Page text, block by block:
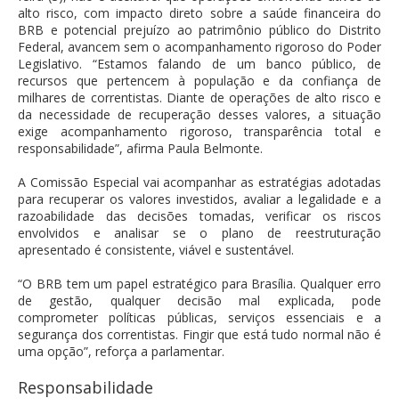
alto risco, com impacto direto sobre a saúde financeira do
BRB e potencial prejuízo ao patrimônio público do Distrito
Federal, avancem sem o acompanhamento rigoroso do Poder
Legislativo. “Estamos falando de um banco público, de
recursos que pertencem à população e da confiança de
milhares de correntistas. Diante de operações de alto risco e
da necessidade de recuperação desses valores, a situação
exige acompanhamento rigoroso, transparência total e
responsabilidade”, afirma Paula Belmonte.
A Comissão Especial vai acompanhar as estratégias adotadas
para recuperar os valores investidos, avaliar a legalidade e a
razoabilidade das decisões tomadas, verificar os riscos
envolvidos e analisar se o plano de reestruturação
apresentado é consistente, viável e sustentável.
“O BRB tem um papel estratégico para Brasília. Qualquer erro
de gestão, qualquer decisão mal explicada, pode
comprometer políticas públicas, serviços essenciais e a
segurança dos correntistas. Fingir que está tudo normal não é
uma opção”, reforça a parlamentar.
Responsabilidade